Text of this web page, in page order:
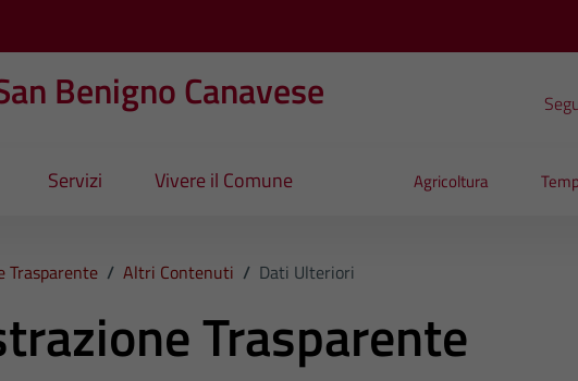
Benigno Canavese
Servizi Vivere il Comune Agricoltura
Trasparente / Altri Contenuti / Dati Ulteriori
Trasparente